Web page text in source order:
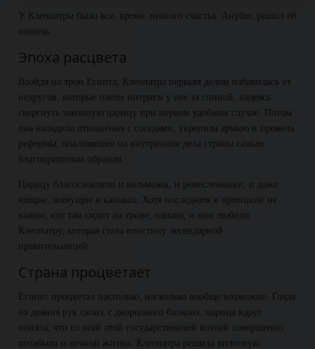
У Клеопатры было все, кроме личного счастья. Анубис решил ей
помочь…
Эпоха расцвета
Взойдя на трон Египта, Клеопатра первым делом избавилась от
недругов, которые плели интриги у нее за спиной, надеясь
свергнуть законную царицу при первом удобном случае. Потом
она наладила отношения с соседями, укрепила армию и провела
реформы, повлиявшие на внутренние дела страны самым
благоприятным образом.
Царицу благословляли и вельможи, и ремесленники, и даже
нищие, живущие в канавах. Хотя последним в принципе не
важно, кто там сидит на троне, однако, и они любили
Клеопатру, которая стала воистину легендарной
правительницей.
Страна процветает
Египет процветал настолько, насколько вообще возможно. Глядя
на деяния рук своих с дворцового балкона, царица вдруг
поняла, что со всей этой государственной возней совершенно
позабыла о личной жизни. Клеопатра решила вплотную